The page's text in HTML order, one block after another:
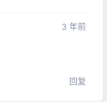
3 年前
回复